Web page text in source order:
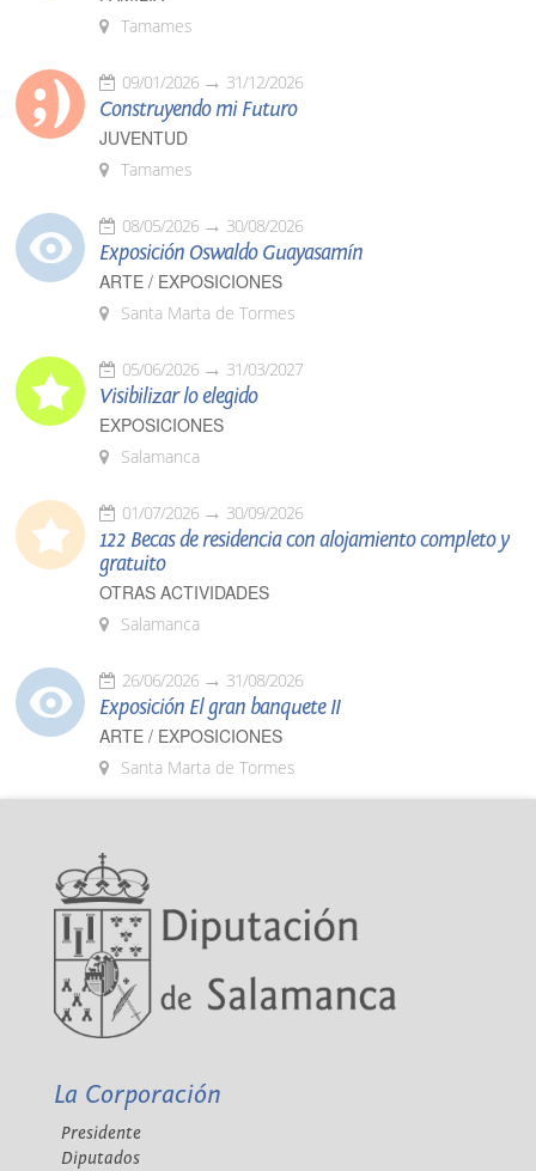
Tamames
09/01/2026 31/12/2026
Construyendo mi Futuro
JUVENTUD
Tamames
08/05/2026 30/08/2026
Exposición Oswaldo Guayasamín
ARTE / EXPOSICIONES
Santa Marta de Tormes
05/06/2026 31/03/2027
Visibilizar lo elegido
EXPOSICIONES
Salamanca
01/07/2026 30/09/2026
122 Becas de residencia con alojamiento completo y
gratuito
OTRAS ACTIVIDADES
Salamanca
26/06/2026 31/08/2026
Exposición El gran banquete II
ARTE / EXPOSICIONES
Santa Marta de Tormes
La Corporación
Presidente
Diputados